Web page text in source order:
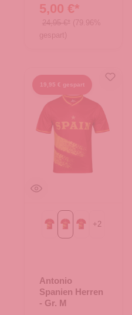
5,00 €*
24,95 €* (79.96%
gespart)
19,95 € gespart
Gr. LGr. MGr. S
+2
Antonio
Spanien Herren
- Gr. M